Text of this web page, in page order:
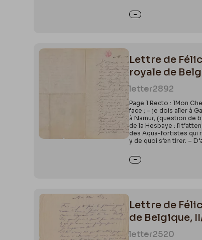
Lettre de
royale de
letter2892
Page 1 Recto : 1Mon
face ; – je dois aller à
à Namur, (question de
de la Hesbaye : il
des Aqua-fortistes qui
y de quoi s’en tirer. –
Lettre de
de Belgique,
letter2520